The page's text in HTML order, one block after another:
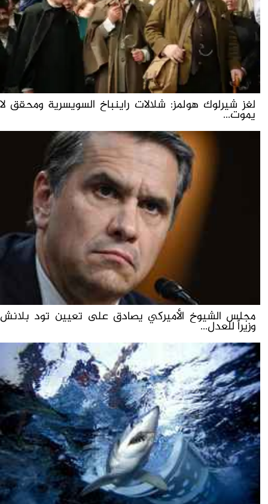
لغز شيرلوك هولمز: شلالات راينباخ السويسرية ومحقق لا
يموت...
مجلس الشيوخ الأميركي يصادق على تعيين تود بلانش
وزيراً للعدل...